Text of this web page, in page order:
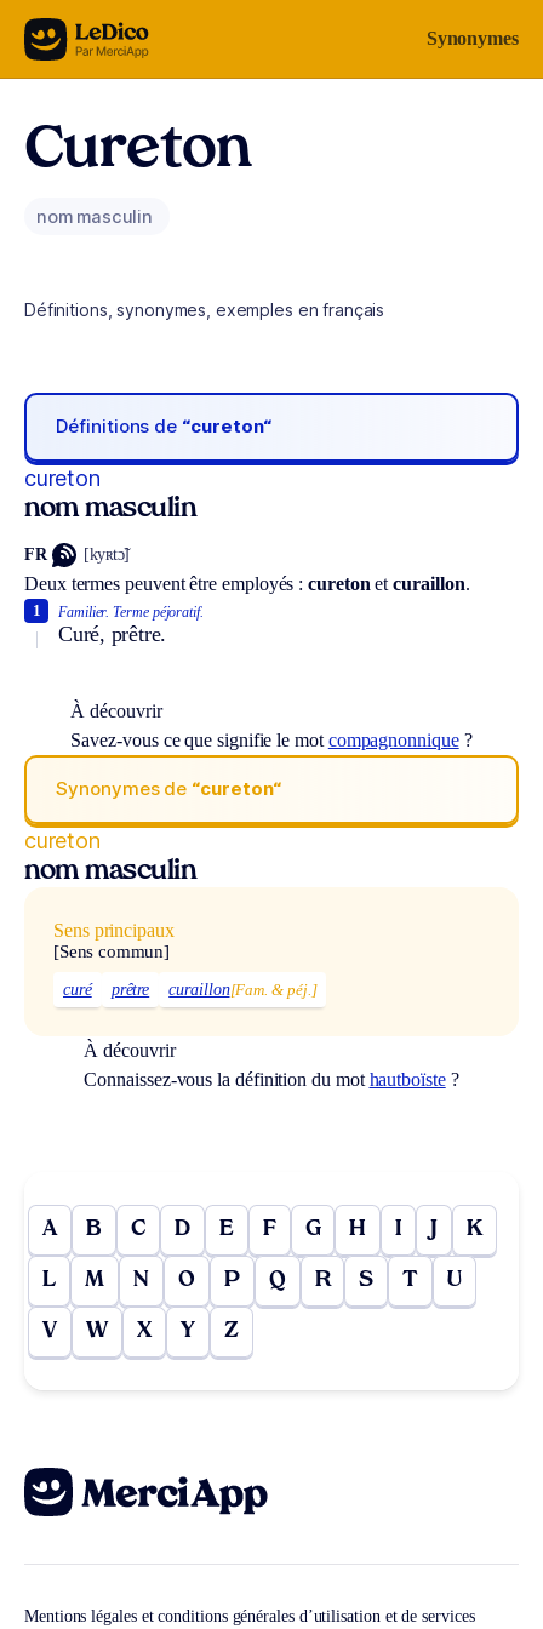
Aller au contenu Synonymes
Cureton
nom masculin
Définitions, synonymes, exemples en français
Définitions de “cureton“
cureton
nom masculin
FR [kyʀtɔ̃]
Deux termes peuvent être employés :cureton etcuraillon.
Familier. Terme péjoratif.
Curé, prêtre.
1
À découvrir
Savez-vous ce que signifie le mot compagnonnique?
Synonymes de “cureton“
cureton
nom masculin
Sens principaux
[Sens commun]
curé prêtre curaillon[Fam. & péj.]
À découvrir
Connaissez-vous la définition du mot hautboïste?
A B C D E F G H I J K
L M N O P Q R S T U
V W X Y Z
Mentions légales et conditions générales d’utilisation et de services